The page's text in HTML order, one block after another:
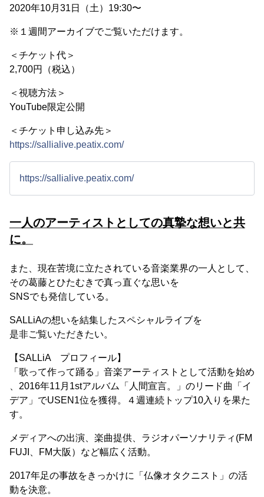
2020年10月31日（土）19:30〜
※１週間アーカイブでご覧いただけます。
＜チケット代＞
2,700円（税込）
＜視聴方法＞
YouTube限定公開
＜チケット申し込み先＞
https://sallialive.peatix.com/
https://sallialive.peatix.com/
一人のアーティストとしての真摯な想いと共
に。
また、現在苦境に立たされている音楽業界の一人として、
その葛藤とひたむきで真っ直ぐな思いを
SNSでも発信している。
SALLiAの想いを結集したスペシャルライブを
是非ご覧いただきたい。
【SALLiA プロフィール】
「歌って作って踊る」音楽アーティストとして活動を始め
、2016年11月1stアルバム「人間宣言。」のリード曲「イ
デア」でUSEN1位を獲得。４週連続トップ10入りを果た
す。
メディアへの出演、楽曲提供、ラジオパーソナリティ(FM
FUJI、FM大阪）など幅広く活動。
2017年足の事故をきっかけに「仏像オタクニスト」の活
動を決意。